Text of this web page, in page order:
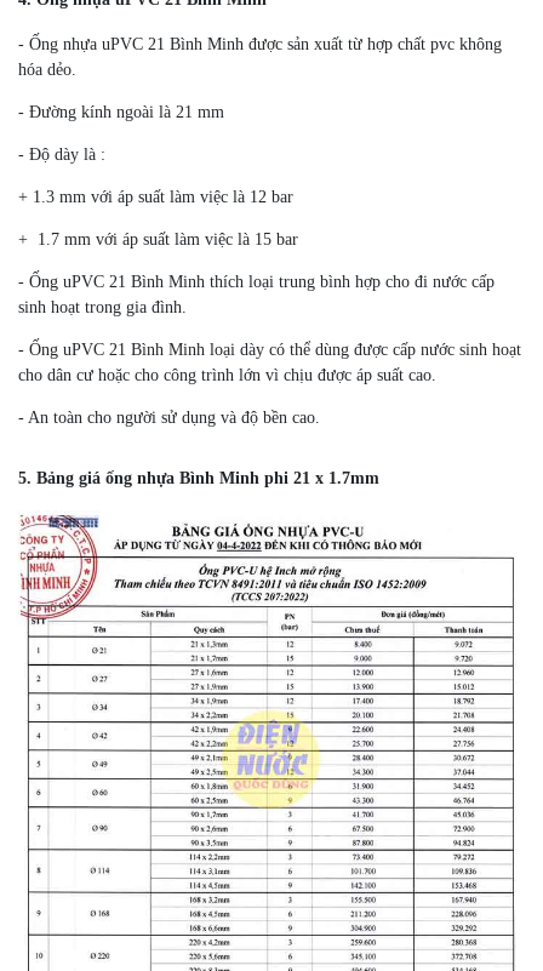
- Ống nhựa uPVC 21 Bình Minh được sản xuất từ hợp chất pvc không
hóa dẻo.
- Đường kính ngoài là 21 mm
- Độ dày là :
+ 1.3 mm với áp suất làm việc là 12 bar
+ 1.7 mm với áp suất làm việc là 15 bar
- Ống uPVC 21 Bình Minh thích loại trung bình hợp cho đi nước cấp
sinh hoạt trong gia đình.
- Ống uPVC 21 Bình Minh loại dày có thể dùng được cấp nước sinh hoạt
cho dân cư hoặc cho công trình lớn vì chịu được áp suất cao.
- An toàn cho người sử dụng và độ bền cao.
5. Bảng giá ống nhựa Bình Minh phi 21 x 1.7mm